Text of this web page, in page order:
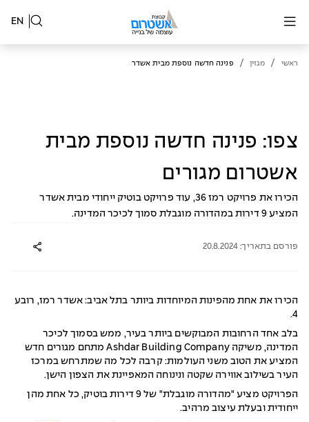
EN
ראשי / מגזין / פנינה חדשה נוספת מבית אשדר
צפו: פנינה חדשה נוספת מבית
אשטרום מגורים
הכירו את פרויקט רמז 36, עוד פרויקט בוטיק ייחודי מבית אשדר
המציע 9 דירות במהדורה מוגבלת סמוך לכיכר המדינה.
פורסם בתאריך: 20.8.2024
הכירו את אחת מהפינות המיוחדות ביותר בתל אביב: אשדר רמז, רובע
4.
בלב אחד הרחובות המבוקשים ביותר בעיר, ממש בסמוך לכיכר
המדינה, משיקה Ashdar Building Company מתחם מגורים חדש
המציע את הטוב משני העולמות: קרבה לכל מה שמתרחש במרכז
העיר בשילוב אווירה שקטה ונינוחה המאפיינת את הצפון הישן.
הפרויקט מציע "מהדורה מוגבלת" של 9 דירות בוטיק, כל אחת מהן
ייחודית ובעלת עיצוב מרהיב.